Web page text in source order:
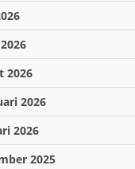
2026
2026
2026
2025